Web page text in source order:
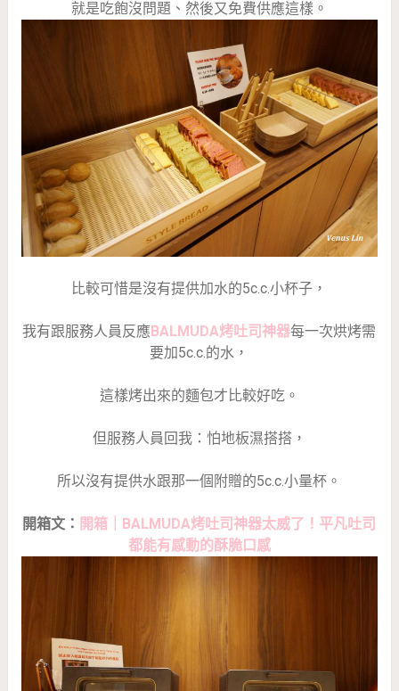
就是吃飽沒問題、然後又免費供應這樣。
比較可惜是沒有提供加水的5c.c.小杯子，
我有跟服務人員反應BALMUDA烤吐司神器每一次烘烤需
要加5c.c.的水，
這樣烤出來的麵包才比較好吃。
但服務人員回我：怕地板濕搭搭，
所以沒有提供水跟那一個附贈的5c.c.小量杯。
開箱文： 開箱｜BALMUDA烤吐司神器太威了！平凡吐司
都能有感動的酥脆口感